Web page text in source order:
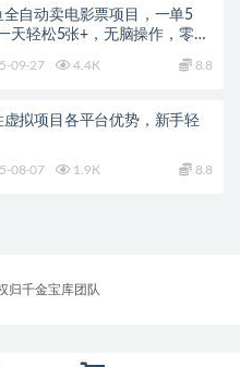
自动卖电影票项目，一单5
天轻松5张+，无脑操作，零投
09-27 4.4K 8.8
拟项目各平台优势，新手轻
08-07 1.9K 8.8
归千金宝库团队